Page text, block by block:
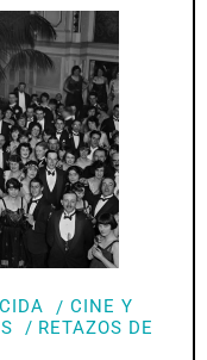
CINE Y
RETAZOS DE